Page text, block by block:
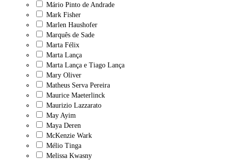
Mário Pinto de Andrade
Mark Fisher
Marlen Haushofer
Marquês de Sade
Marta Félix
Marta Lança
Marta Lança e Tiago Lança
Mary Oliver
Matheus Serva Pereira
Maurice Maeterlinck
Maurizio Lazzarato
May Ayim
Maya Deren
McKenzie Wark
Mélio Tinga
Melissa Kwasny